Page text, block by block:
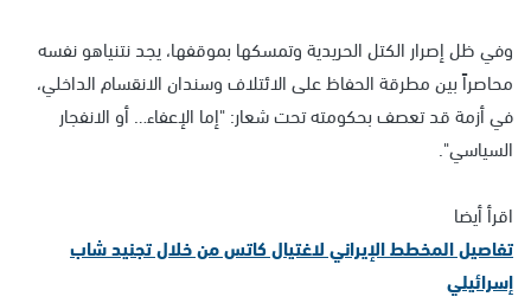
وفي ظل إصرار الكتل الحريدية وتمسكها بموقفها، يجد نتنياهو نفسه
محاصراً بين مطرقة الحفاظ على الائتلاف وسندان الانقسام الداخلي،
في أزمة قد تعصف بحكومته تحت شعار: "إما الإعفاء… أو الانفجار
السياسي".
اقرأ أيضا
تفاصيل المخطط الإيراني لاغتيال كاتس من خلال تجنيد شاب
إسرائيلي